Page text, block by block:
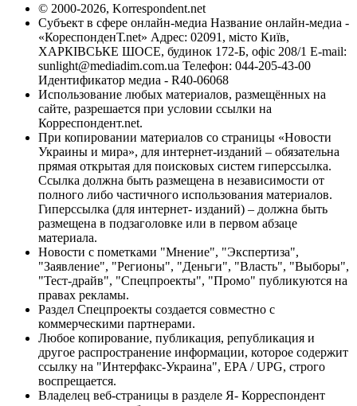
© 2000-2026, Korrespondent.net
Субъект в сфере онлайн-медиа Название онлайн-медиа -
«КореспонденТ.net» Адрес: 02091, місто Київ,
ХАРКІВСЬКЕ ШОСЕ, будинок 172-Б, офіс 208/1 E-mail:
sunlight@mediadim.com.ua Телефон: 044-205-43-00
Идентификатор медиа - R40-06068
Использование любых материалов, размещённых на
сайте, разрешается при условии ссылки на
Корреспондент.net.
При копировании материалов со страницы «Новости
Украины и мира», для интернет-изданий – обязательна
прямая открытая для поисковых систем гиперссылка.
Ссылка должна быть размещена в независимости от
полного либо частичного использования материалов.
Гиперссылка (для интернет- изданий) – должна быть
размещена в подзаголовке или в первом абзаце
материала.
Новости с пометками "Мнение", "Экспертиза",
"Заявление", "Регионы", "Деньги", "Власть", "Выборы",
"Тест-драйв", "Спецпроекты", "Промо" публикуются на
правах рекламы.
Раздел Спецпроекты создается совместно с
коммерческими партнерами.
Любое копирование, публикация, републикация и
другое распространение информации, которое содержит
ссылку на "Интерфакс-Украина", EPA / UPG, строго
воспрещается.
Владелец веб-страницы в разделе Я- Корреспондент